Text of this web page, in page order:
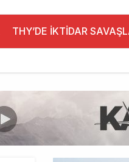
THY’DE İKTİDAR